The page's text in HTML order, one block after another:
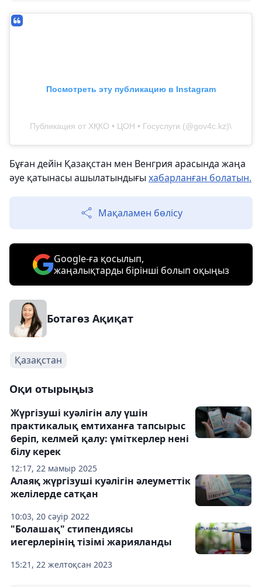
Посмотреть эту публикацию в Instagram
Публикация от ХҚКО • ЦОН • Госуслуги (@gov4c.kz)\
Бұған дейін Қазақстан мен Венгрия арасында жаңа
әуе қатынасы ашылатындығы хабарланған болатын.
Мақаламен бөлісу
Google-ға қосылып,
жаңалықтарды бірінші болып оқыңыз
Ботагөз Ақиқат
Қазақстан
Оқи отырыңыз
12:17, 22 мамыр 2025
Жүргізуші куәлігін алу үшін
практикалық емтиханға тапсырыс
беріп, келмей қалу: үміткерлер нені
білу керек
10:03, 20 сәуір 2022
Алаяқ жүргізуші куәлігін әлеуметтік
желілерде сатқан
15:21, 22 желтоқсан 2023
"Болашақ" стипендиясы
иегерлерінің тізімі жарияланды